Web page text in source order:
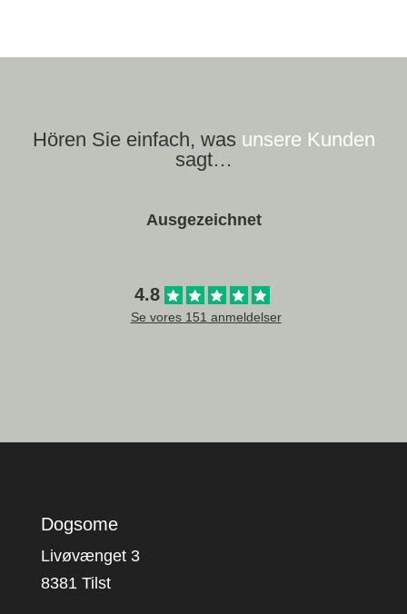
Hören Sie einfach, was unsere Kunden
sagt…
Ausgezeichnet
4.8
Se vores 151 anmeldelser
Dogsome
Livøvænget 3
8381 Tilst